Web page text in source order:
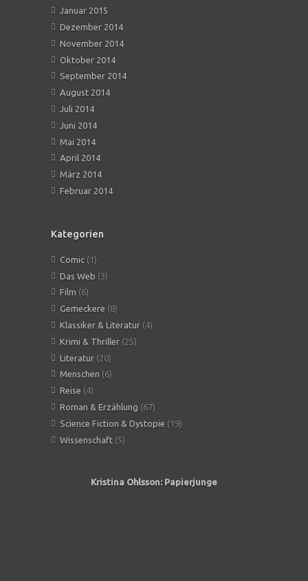
Januar 2015
Dezember 2014
November 2014
Oktober 2014
September 2014
August 2014
Juli 2014
Juni 2014
Mai 2014
April 2014
März 2014
Februar 2014
Kategorien
Comic (1)
Das Web (3)
Film (6)
Gemeckere (8)
Klassiker & Literatur (4)
Krimi & Thriller (25)
Literatur (20)
Menschen (6)
Reise (4)
Roman & Erzählung (67)
Science Fiction & Dystopie (19)
Wissenschaft (5)
Kristina Ohlsson: Papierjunge